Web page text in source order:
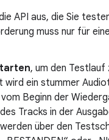
API aus, die Sie
muss nur für
, um den
wird ein stummer
Beginn der
Tracks in der
über den